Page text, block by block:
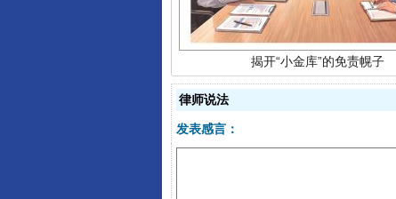
律师说法
发表感言：